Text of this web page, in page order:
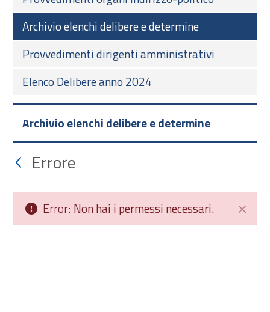
Archivio elenchi delibere e determine
Provvedimenti dirigenti amministrativi
Elenco Delibere anno 2024
Archivio elenchi delibere e determine
Errore
Chiudi
Error: Non hai i permessi necessari.